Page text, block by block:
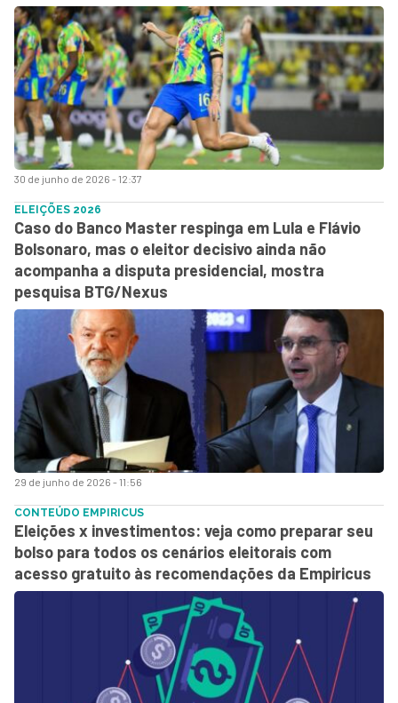
30 de junho de 2026 - 12:37
29 de junho de 2026 - 11:56
ELEIÇÕES 2026
Caso do Banco Master respinga em Lula e Flávio
Bolsonaro, mas o eleitor decisivo ainda não
acompanha a disputa presidencial, mostra
pesquisa BTG/Nexus
CONTEÚDO EMPIRICUS
Eleições x investimentos: veja como preparar seu
bolso para todos os cenários eleitorais com
acesso gratuito às recomendações da Empiricus